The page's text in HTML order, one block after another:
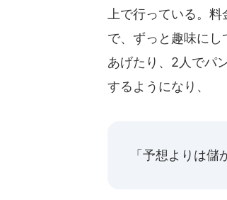
上で行っている。
で、ずっと趣味に
あげたり、2人でパ
するようになり、
「予想よりは